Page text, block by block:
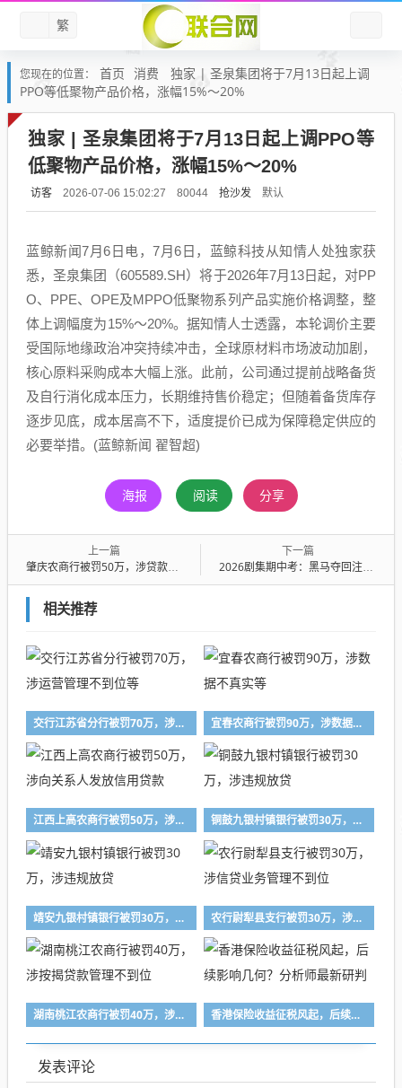
繁
您现在的位置： 首页 消费
独家 | 圣泉集团将于7月13日起上调
PPO等低聚物产品价格，涨幅15%～20%
独家 | 圣泉集团将于7月13日起上调PPO等
低聚物产品价格，涨幅15%～20%
访客 2026-07-06 15:02:27 80044 抢沙发 默认
蓝鲸新闻7月6日电，7月6日，蓝鲸科技从知情人处独家获
悉，圣泉集团（605589.SH）将于2026年7月13日起，对PP
O、PPE、OPE及MPPO低聚物系列产品实施价格调整，整
体上调幅度为15%～20%。据知情人士透露，本轮调价主要
受国际地缘政治冲突持续冲击，全球原材料市场波动加剧，
核心原料采购成本大幅上涨。此前，公司通过提前战略备货
及自行消化成本压力，长期维持售价稳定；但随着备货库存
逐步见底，成本居高不下，适度提价已成为保障稳定供应的
必要举措。(蓝鲸新闻 翟智超)
海报 阅读 分享
上一篇
肇庆农商行被罚50万，涉贷款管理不到位
下一篇
2026剧集期中考：黑马夺回注意力，“不躺平”的长剧价值依然内娱无代餐
相关推荐
交行江苏省分行被罚70万，涉运营管理不到位等 宜春农商行被罚90万，涉数据不真实等
江西上高农商行被罚50万，涉向关系人发放信用贷款 铜鼓九银村镇银行被罚30万，涉违规放贷
靖安九银村镇银行被罚30万，涉违规放贷 农行尉犁县支行被罚30万，涉信贷业务管理不到位
湖南桃江农商行被罚40万，涉按揭贷款管理不到位 香港保险收益征税风起，后续影响几何？分析师最新研判
发表评论